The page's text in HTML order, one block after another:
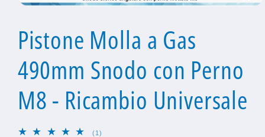
modale
Pistone Molla a Gas
490mm Snodo con Perno
M8 - Ricambio Universale
(1)